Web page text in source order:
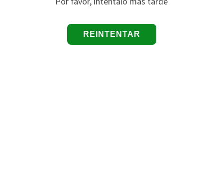
REINTENTAR